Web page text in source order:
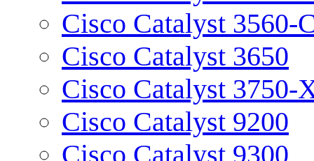
Cisco Catalyst 3560-
Cisco Catalyst 3650
Cisco Catalyst 3750-
Cisco Catalyst 9200
Cisco Catalyst 9300